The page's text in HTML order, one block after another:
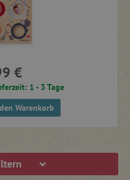
€
1 - 3 Tage
Warenkorb